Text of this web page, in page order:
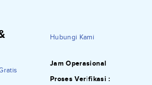
Hubungi Kami
Jam Operasional
Proses Verifikasi :